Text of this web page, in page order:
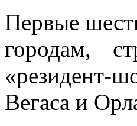
Первые
городам,
«резидент-
Вегаса и